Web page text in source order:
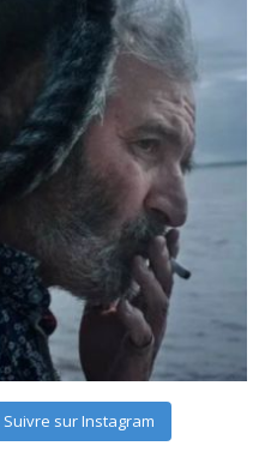
Suivre sur Instagram